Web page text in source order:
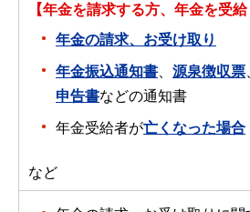
【年金を請求する方、年金を受給
年金の請求、お受け取り
年金振込通知書、 源泉徴収票
申告書などの通知書
年金受給者が亡くなった場合
など